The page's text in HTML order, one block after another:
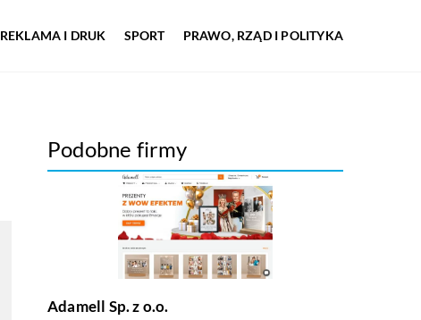
REKLAMA I DRUK SPORT PRAWO, RZĄD I POLITYKA
Podobne firmy
Adamell Sp. z o.o.